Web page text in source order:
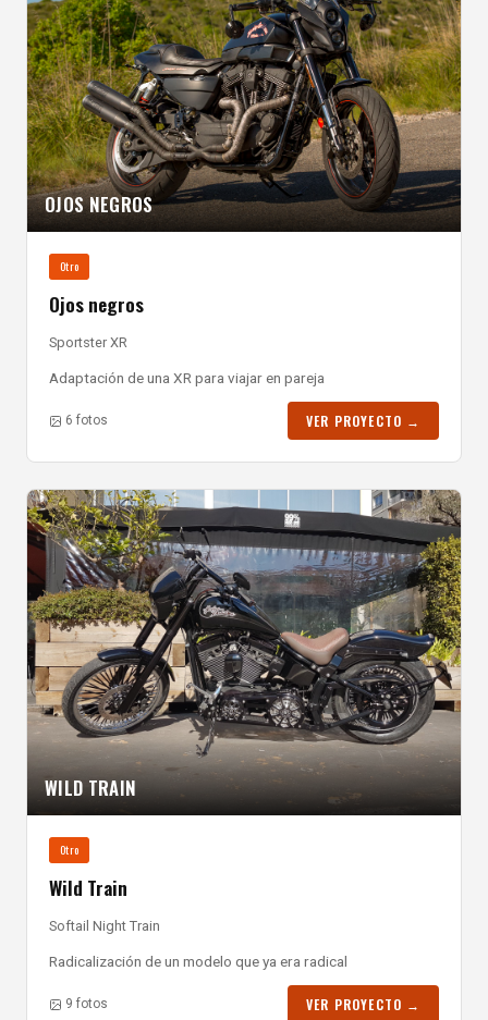
OJOS NEGROS
Otro
Ojos negros
Sportster XR
Adaptación de una XR para viajar en pareja
6 fotos VER PROYECTO →
WILD TRAIN
Otro
Wild Train
Softail Night Train
Radicalización de un modelo que ya era radical
9 fotos VER PROYECTO →